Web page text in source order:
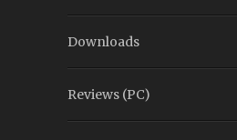
Downloads
Reviews (PC)